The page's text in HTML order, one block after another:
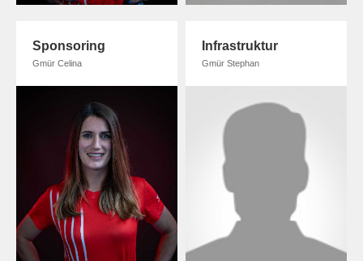
Sponsoring
Gmür Celina
Infrastruktur
Gmür Stephan